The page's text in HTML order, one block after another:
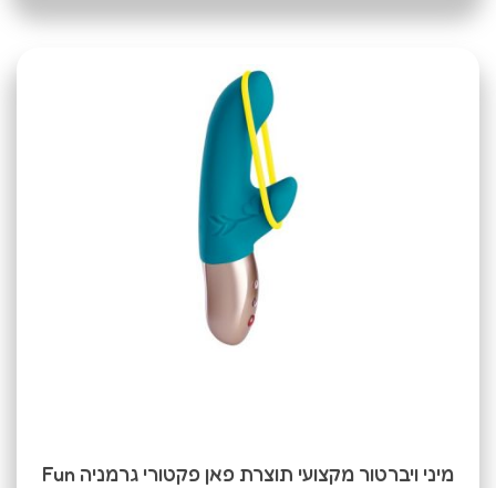
מיני ויברטור מקצועי תוצרת פאן פקטורי גרמניה Fun